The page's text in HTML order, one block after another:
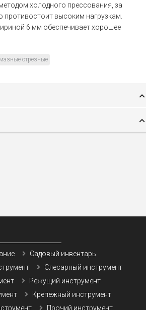
холодного прессования, за
противостоит высоким нагрузкам.
6 мм обеспечивает хорошее
отрезные
Садовый инвентарь
Слесарный инструмент
Режущий инструмент
Крепежный инструмент
Прочий инструмент